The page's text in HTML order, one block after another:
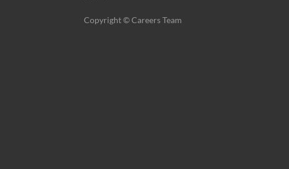
Copyright © Careers Team